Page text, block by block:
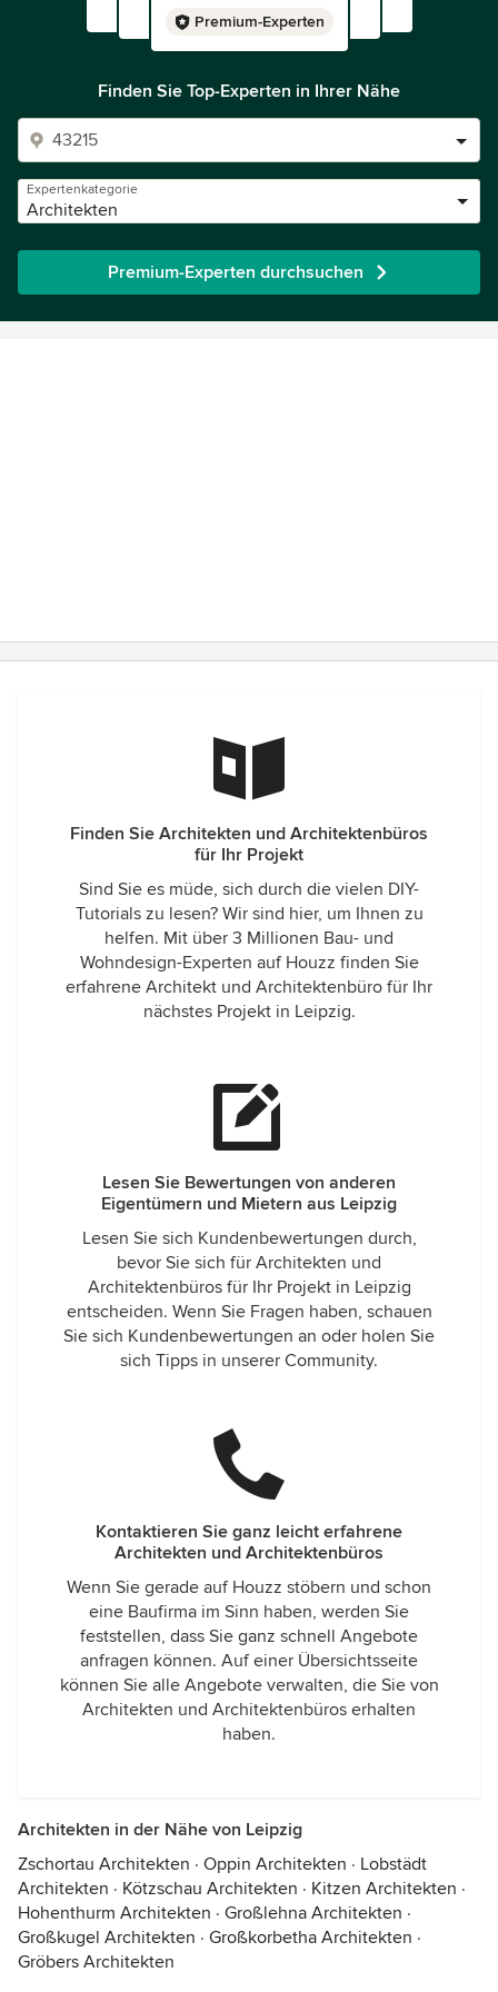
Premium-Experten
Finden Sie Top-Experten in Ihrer Nähe
Expertenkategorie
Architekten
Premium-Experten durchsuchen
Finden Sie Architekten und Architektenbüros
für Ihr Projekt
Sind Sie es müde, sich durch die vielen DIY-
Tutorials zu lesen? Wir sind hier, um Ihnen zu
helfen. Mit über 3 Millionen Bau- und
Wohndesign-Experten auf Houzz finden Sie
erfahrene Architekt und Architektenbüro für Ihr
nächstes Projekt in Leipzig.
Lesen Sie Bewertungen von anderen
Eigentümern und Mietern aus Leipzig
Lesen Sie sich Kundenbewertungen durch,
bevor Sie sich für Architekten und
Architektenbüros für Ihr Projekt in Leipzig
entscheiden. Wenn Sie Fragen haben, schauen
Sie sich Kundenbewertungen an oder holen Sie
sich Tipps in unserer Community.
Kontaktieren Sie ganz leicht erfahrene
Architekten und Architektenbüros
Wenn Sie gerade auf Houzz stöbern und schon
eine Baufirma im Sinn haben, werden Sie
feststellen, dass Sie ganz schnell Angebote
anfragen können. Auf einer Übersichtsseite
können Sie alle Angebote verwalten, die Sie von
Architekten und Architektenbüros erhalten
haben.
Architekten in der Nähe von Leipzig
Zschortau Architekten · Oppin Architekten · Lobstädt
Architekten · Kötzschau Architekten · Kitzen Architekten ·
Hohenthurm Architekten · Großlehna Architekten ·
Großkugel Architekten · Großkorbetha Architekten ·
Gröbers Architekten